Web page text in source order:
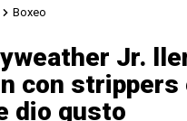
Boxeo
Jr.
con strippers
dio gusto